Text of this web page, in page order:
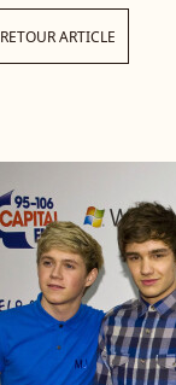
RETOUR ARTICLE